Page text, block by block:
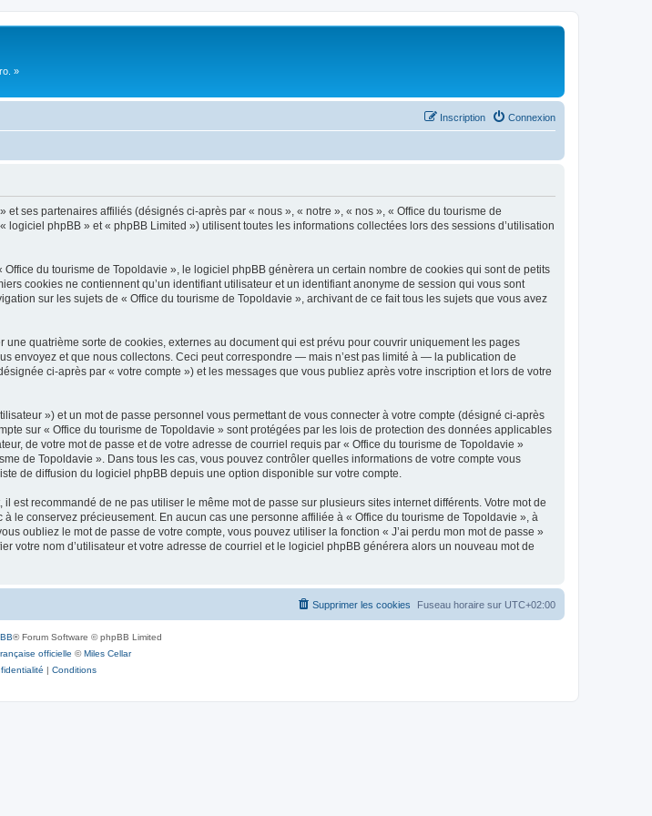
»
Connexion
Inscription
ses partenaires affiliés (désignés ci-après par « nous », « notre », « nos », « Office du tourisme de
phpBB » et « phpBB Limited ») utilisent toutes les informations collectées lors des sessions d’utilisation
du tourisme de Topoldavie », le logiciel phpBB génèrera un certain nombre de cookies qui sont de petits
cookies ne contiennent qu’un identifiant utilisateur et un identifiant anonyme de session qui vous sont
sur les sujets de « Office du tourisme de Topoldavie », archivant de ce fait tous les sujets que vous avez
quatrième sorte de cookies, externes au document qui est prévu pour couvrir uniquement les pages
envoyez et que nous collectons. Ceci peut correspondre — mais n’est pas limité à — la publication de
ci-après par « votre compte ») et les messages que vous publiez après votre inscription et lors de votre
») et un mot de passe personnel vous permettant de vous connecter à votre compte (désigné ci-après
sur « Office du tourisme de Topoldavie » sont protégées par les lois de protection des données applicables
de votre mot de passe et de votre adresse de courriel requis par « Office du tourisme de Topoldavie »
de Topoldavie ». Dans tous les cas, vous pouvez contrôler quelles informations de votre compte vous
de diffusion du logiciel phpBB depuis une option disponible sur votre compte.
est recommandé de ne pas utiliser le même mot de passe sur plusieurs sites internet différents. Votre mot de
le conservez précieusement. En aucun cas une personne affiliée à « Office du tourisme de Topoldavie », à
oubliez le mot de passe de votre compte, vous pouvez utiliser la fonction « J’ai perdu mon mot de passe »
nom d’utilisateur et votre adresse de courriel et le logiciel phpBB générera alors un nouveau mot de
Fuseau horaire sur UTC+02:00
Supprimer les cookies
® Forum Software © phpBB Limited
officielle ©Miles Cellar
| Conditions